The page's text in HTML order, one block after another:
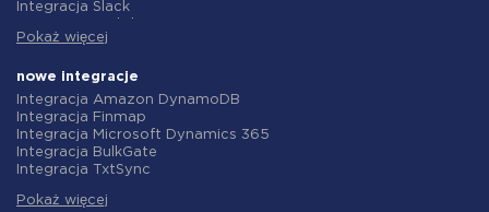
Integracja Slack
Integracja Gmail
Integracja ClickUp
Integracja Airtable
Integracja Google Contacts
Integracja OpenAI (ChatGPT)
Integracja Instagram
Integracja ActiveCampaign
Integracja Salesforce CRM
Pokaż więcej
nowe integracje
Integracja Amazon DynamoDB
Integracja Finmap
Integracja Microsoft Dynamics 365
Integracja BulkGate
Integracja TxtSync
Integracja Corezoid
Pokaż więcej